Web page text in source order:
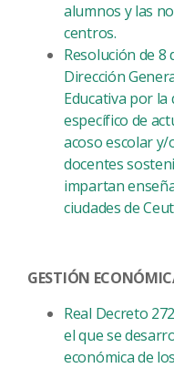
alumnos y las
centros.
Resolución de 8
Dirección
Educativa por
específico de
acoso escolar
docentes
impartan
ciudades de
GESTIÓN
Real Decreto
el que se
económica de